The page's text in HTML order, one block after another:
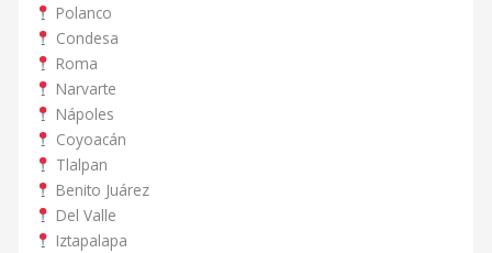
Polanco
Condesa
Roma
Narvarte
Nápoles
Coyoacán
Tlalpan
Benito Juárez
Del Valle
Iztapalapa